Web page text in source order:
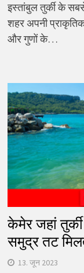
इस्तांबुल तुर्की के
शहर अपनी
और गुणों के…
केमेर जहां
समुद्र तट
13. जून 2023